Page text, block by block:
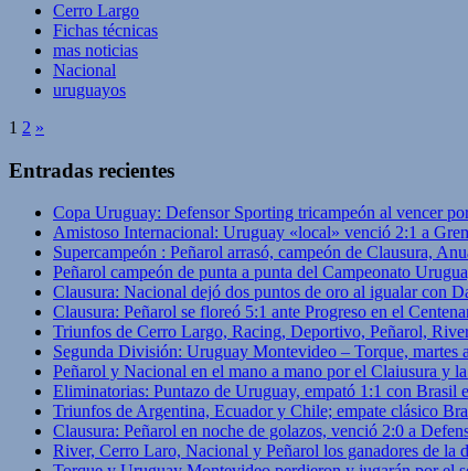
Cerro Largo
Fichas técnicas
mas noticias
Nacional
uruguayos
1 2 »
Entradas recientes
Copa Uruguay: Defensor Sporting tricampeón al vencer
Amistoso Internacional: Uruguay «local» venció 2:1 a
Supercampeón : Peñarol arrasó, campeón de Clausura,
Peñarol campeón de punta a punta del Campeonato
Clausura: Nacional dejó dos puntos de oro al igualar con
Clausura: Peñarol se floreó 5:1 ante Progreso en el
Triunfos de Cerro Largo, Racing, Deportivo, Peñarol,
Segunda División: Uruguay Montevideo – Torque, martes
Peñarol y Nacional en el mano a mano por el Claiusura y
Eliminatorias: Puntazo de Uruguay, empató 1:1 con Brasil
Triunfos de Argentina, Ecuador y Chile; empate clásico
Clausura: Peñarol en noche de golazos, venció 2:0 a
River, Cerro Laro, Nacional y Peñarol los ganadores de la